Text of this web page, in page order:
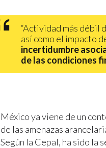
“Actividad más débil
así como el impacto
incertidumbre
de las condiciones
México ya viene de un
de las amenazas
Según la Cepal, ha sido la